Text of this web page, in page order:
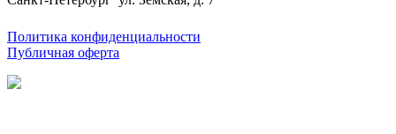
Политика конфиденциальности
Публичная оферта